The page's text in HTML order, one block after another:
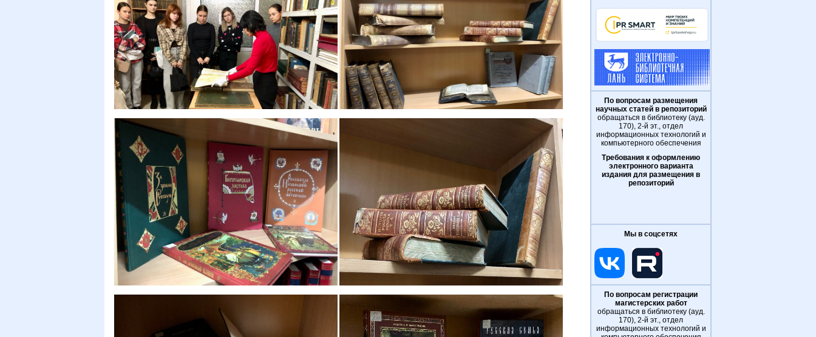
По вопросам размещения
научных статей в репозиторий
обращаться в библиотеку (ауд.
170), 2-й эт., отдел
информационных технологий и
компьютерного обеспечения
Требования к оформлению
электронного варианта
издания для размещения в
репозиторий
Мы в соцсетях
По вопросам регистрации
магистерских работ
обращаться в библиотеку (ауд.
170), 2-й эт., отдел
информационных технологий и